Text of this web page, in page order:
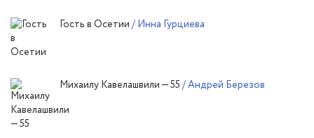
Гость в Осетии / Инна Гурциева
Михаилу Кавелашвили — 55 / Андрей Березов